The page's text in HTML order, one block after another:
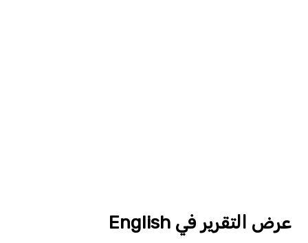
عرض التقرير في English